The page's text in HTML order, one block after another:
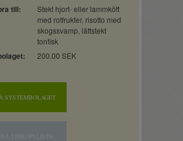
till:
Stekt hjort- eller lammkött
med rotfrukter, risotto med
skogssvamp, lättstekt
tonfisk
200.00 SEK
SYSTEMBOLAGET
I INKÖPSLISTA